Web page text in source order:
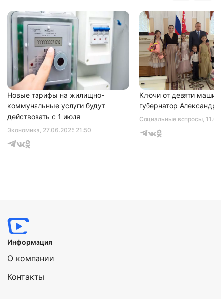
Экономика, 27.06.2025 21:50
Новые тарифы на жилищно-
коммунальные услуги будут
действовать с 1 июля
Социальные вопросы,
Ключи от девяти машин
губернатор Александр
Нажимая на кнопку "Отправить" вы
соглашаетесь с
политикой конфиденциальности
Информация
О компании
Контакты